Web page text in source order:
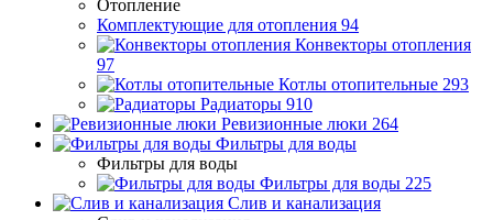
Отопление
Комплектующие для отопления 94
Конвекторы отопления
97
Котлы отопительные 293
Радиаторы 910
Ревизионные люки 264
Фильтры для воды
Фильтры для воды
Фильтры для воды 225
Слив и канализация